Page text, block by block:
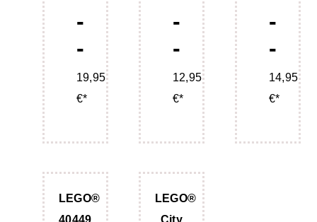
-
-
19,95
€*
-
-
12,95
€*
-
-
14,95
€*
LEGO®
LEGO®